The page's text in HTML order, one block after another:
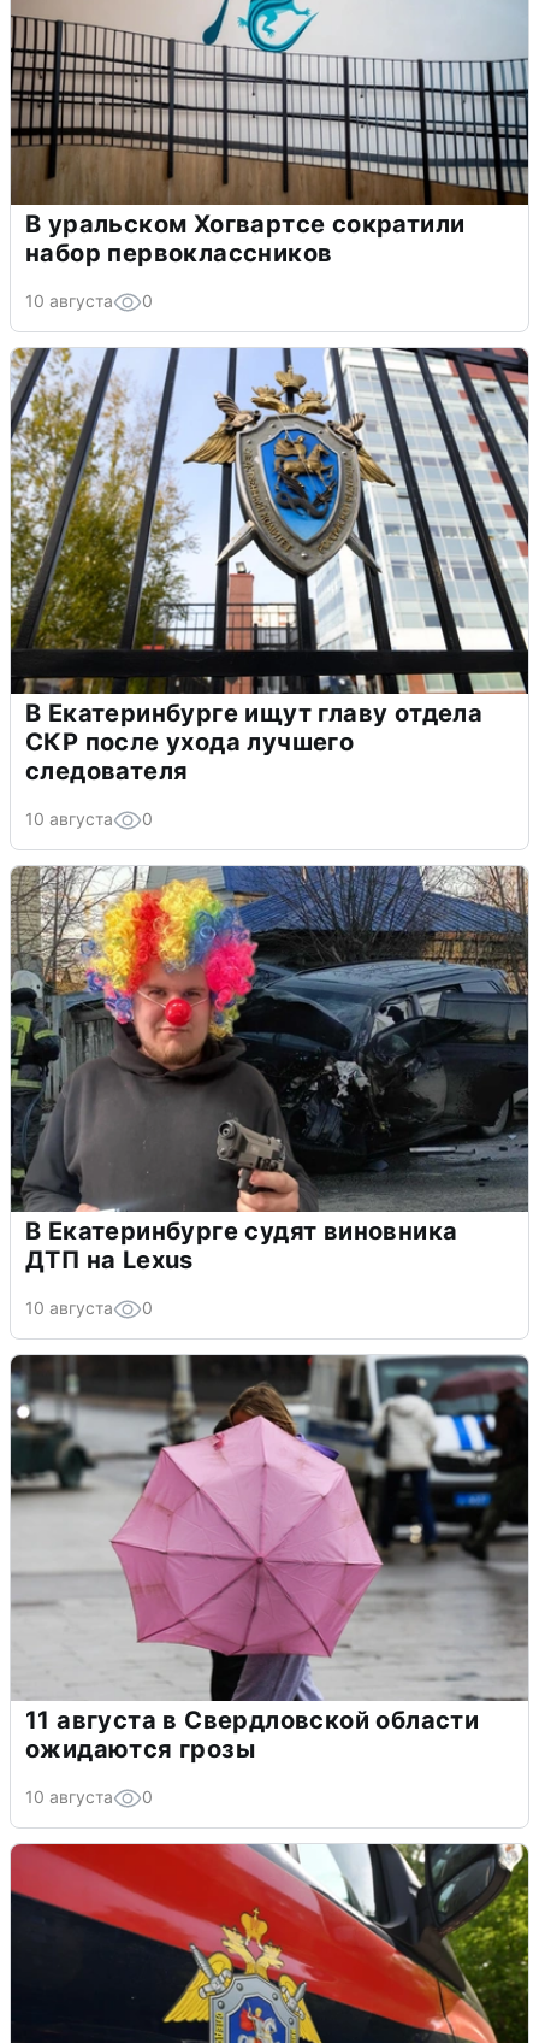
В уральском Хогвартсе сократили
набор первоклассников
10 августа 0
В Екатеринбурге ищут главу отдела
СКР после ухода лучшего
следователя
10 августа 0
В Екатеринбурге судят виновника
ДТП на Lexus
10 августа 0
11 августа в Свердловской области
ожидаются грозы
10 августа 0